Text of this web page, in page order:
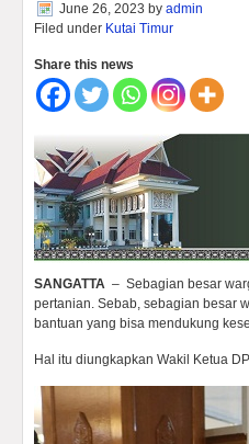
June 26, 2023 by admin
Filed under Kutai Timur
Share this news
SANGATTA – Sebagian besar
pertanian. Sebab, sebagian besar
bantuan yang bisa mendukung
Hal itu diungkapkan Wakil Ketua